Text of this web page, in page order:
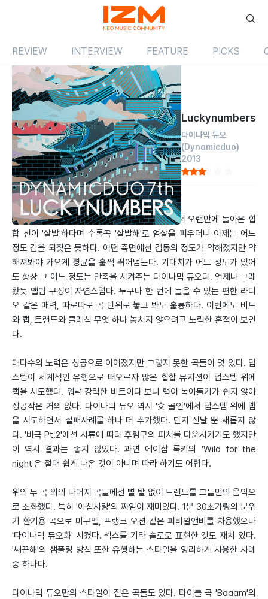
REVIEW INTERVIEW FEATURE PICKS
Review 앨범 국내
Luckynumbers
다이나믹 듀오
(Dynamicduo)
2013
by 전민석 2013.07.01
군 제대 후 발매한 첫 번째 앨범 < Digilog >에서 오랜만에 돌아온 힙
합 신이 '살발'하다며 수록곡 '살발해'로 엄살을 피우더니 이제는 어느
정도 감을 되찾은 듯하다. 어떤 측면에선 감동의 정도가 약해졌지만 약
해져봐야 가요계 평균을 훌쩍 뛰어넘는다. 기대치가 어느 정도가 있어
도 항상 그 어느 정도는 만족을 시켜주는 다이나믹 듀오다. 언제나 그래
왔듯 앨범 구성이 자연스럽다. 누구나 한 번에 들을 수 있는 편한 라디
오 같은 매력, 따로따로 곡 단위로 놓고 봐도 훌륭하다. 이번에도 비트
와 랩, 트랜드와 클래식 무엇 하나 놓치지 않으려고 노력한 흔적이 보인
다.
대다수의 노력은 성공으로 이어졌지만 그렇지 못한 곡들이 몇 있다. 덥
스텝이 세계적인 유행으로 떠오르자 많은 힙합 뮤지션이 덥스텝 위에
랩을 시도했다. 워낙 강력한 비트이다 보니 랩이 녹아들기가 쉽지 않아
성공작은 거의 없다. 다이나믹 듀오 역시 '슛 골인'에서 덥스텝 위에 랩
을 시도하면서 실패사례를 하나 더 추가했다. 단지 신날 뿐 새롭지 않
다. '비극 Pt.2'에선 시류에 따라 후렴구의 피치를 다운시키기도 했지만
이 역시 결과는 좋지 않았다. 과연 에이삽 록키의 'Wild for the
night'은 절대 쉽게 나온 것이 아니며 따라 하기도 어렵다.
위의 두 곡 외의 나머지 곡들에선 별 탈 없이 트랜드를 그들만의 음악으
로 소화했다. 특히 '아침사랑'의 짜임이 재미있다. 1분 30초가량의 분위
기 환기용 곡으로 미구엘, 프랭크 오션 같은 피비알앤비를 차용했으나
'다이나믹 듀오화' 시켰다. 섹스를 기타 솔로로 표현한 것도 재치 있다.
'쌔끈해'의 샘플링 방식 또한 유행하는 스타일을 영리하게 사용한 사례
중 하나다.
다이나믹 듀오만의 스타일이 짙은 곡들도 있다. 타이틀 곡 'Baaam'의